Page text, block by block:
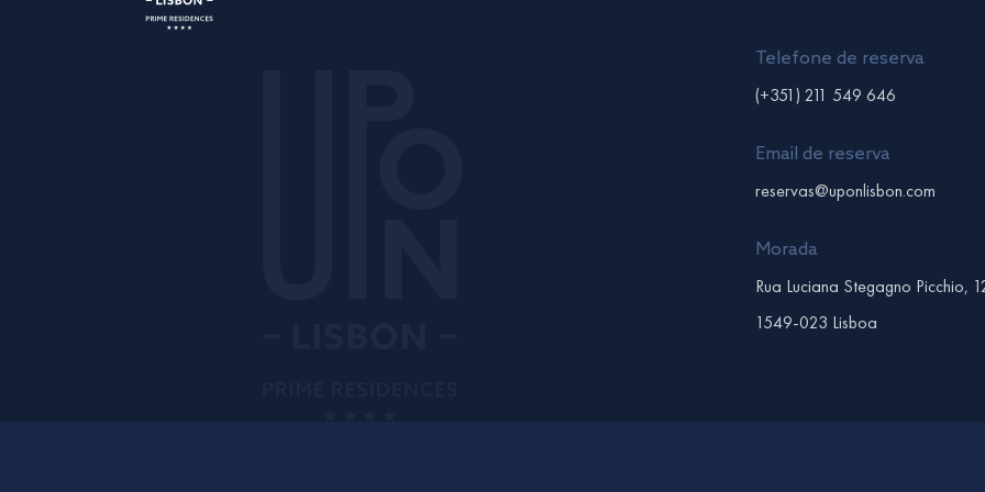
Telefone de reserva
(+351) 211 549 646
Email de reserva
reservas@uponlisbon.com
Morada
Rua Luciana Stegagno Picchio,
1549-023 Lisboa